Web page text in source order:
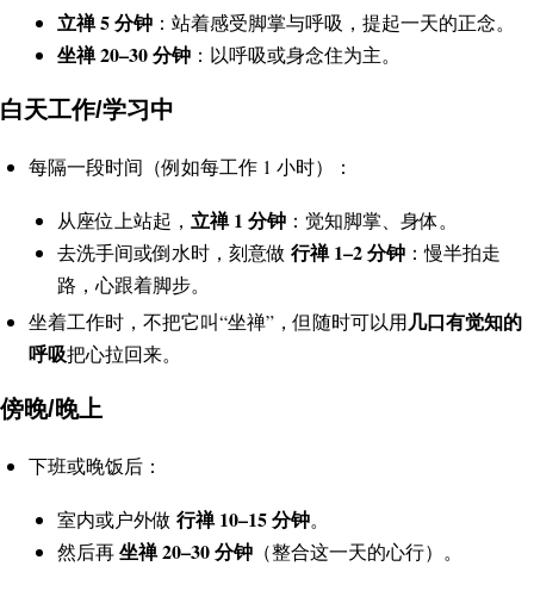
立禅 5 分钟 ：站着感受脚掌与呼吸，提起一天的正念。
坐禅 20–30 分钟 ：以呼吸或身念住为主。
白天工作/学习中
每隔一段时间（例如每工作 1 小时）：
从座位上站起， 立禅 1 分钟 ：觉知脚掌、身体。
去洗手间或倒水时，刻意做 行禅 1–2 分钟 ：慢半拍走
路，心跟着脚步。
坐着工作时，不把它叫“坐禅”，但随时可以用几口有觉知的
呼吸把心拉回来。
傍晚/晚上
下班或晚饭后：
室内或户外做 行禅 10–15 分钟。
然后再坐禅 20–30 分钟 （整合这一天的心行）。